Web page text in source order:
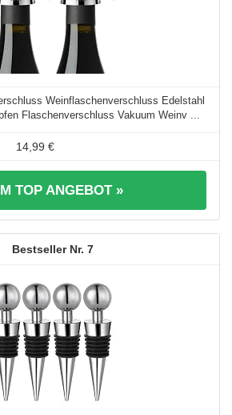
Weinflaschenverschluss Edelstahl
Flaschenverschluss Vakuum Weinv ...
14,99 €
TOP ANGEBOT »
7